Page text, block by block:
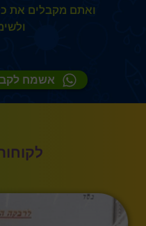
ואתם מקבלים את
אשמח